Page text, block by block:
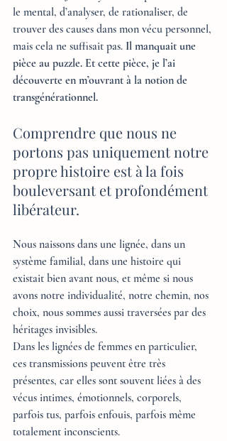
le mental, d’analyser, de rationaliser, de
trouver des causes dans mon vécu personnel,
mais cela ne suffisait pas. Il manquait une
pièce au puzzle. Et cette pièce, je l’ai
découverte en m’ouvrant à la notion de
transgénérationnel.
Comprendre que nous ne
portons pas uniquement notre
propre histoire est à la fois
bouleversant et profondément
libérateur.
Nous naissons dans une lignée, dans un
système familial, dans une histoire qui
existait bien avant nous, et même si nous
avons notre individualité, notre chemin, nos
choix, nous sommes aussi traversées par des
héritages invisibles.
Dans les lignées de femmes en particulier,
ces transmissions peuvent être très
présentes, car elles sont souvent liées à des
vécus intimes, émotionnels, corporels,
parfois tus, parfois enfouis, parfois même
totalement inconscients.